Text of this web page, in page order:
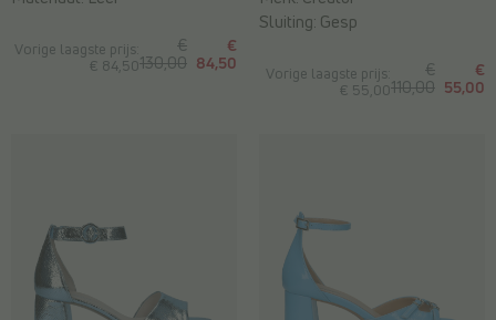
Vorige laagste prijs:
€ 84,50
€
130,00
€
84,50
Vorige laagste prijs:
€ 55,00
€
110,00
€
55,00
Sluiting: Gesp